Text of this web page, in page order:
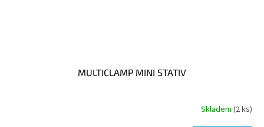
MULTICLAMP MINI STATIV
Skladem (2 ks)